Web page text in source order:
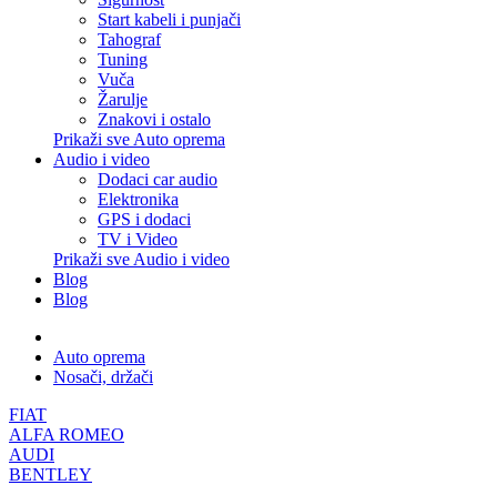
Start kabeli i punjači
Tahograf
Tuning
Vuča
Žarulje
Znakovi i ostalo
Prikaži sve Auto oprema
Audio i video
Dodaci car audio
Elektronika
GPS i dodaci
TV i Video
Prikaži sve Audio i video
Blog
Blog
Auto oprema
Nosači, držači
FIAT
ALFA ROMEO
AUDI
BENTLEY